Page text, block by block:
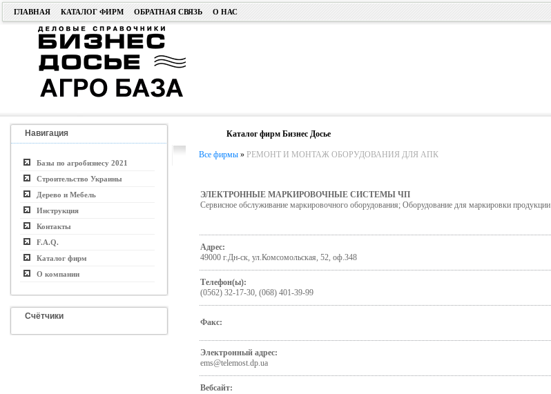
ГЛАВНАЯ КАТАЛОГ ФИРМ ОБРАТНАЯ СВЯЗЬ О НАС
Навигация
Базы по агробизнесу 2021
Строительство Украины
Дерево и Мебель
Инструкция
Контакты
F.A.Q.
Каталог фирм
О компании
Счётчики
Каталог фирм Бизнес Досье
Все фирмы» РЕМОНТ И МОНТАЖ ОБОРУДОВАНИЯ ДЛЯ АПК
ЭЛЕКТРОННЫЕ МАРКИРОВОЧНЫЕ СИСТЕМЫ ЧП
Сервисное обслуживание маркировочного оборудования; Оборудование для маркировки продукции
Адрес:
49000 г.Дн-ск, ул.Комсомольская, 52, оф.348
Телефон(ы):
(0562) 32-17-30, (068) 401-39-99
Факс:
Электронный адрес:
ems@telemost.dp.ua
Вебсайт: